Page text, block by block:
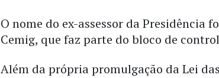
O nome do ex-assessor da Presidência
Cemig, que faz parte do bloco de
Além da própria promulgação da Lei